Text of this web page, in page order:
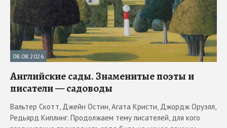
08.08.2026
Английские сады. Знаменитые поэты и
писатели — садоводы
Вальтер Скотт, Джейн Остин, Агата Кристи, Джордж Оруэлл,
Редьярд Киплинг. Продолжаем тему писателей, для кого